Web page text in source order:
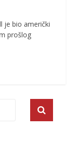
je bio američki
prošlog